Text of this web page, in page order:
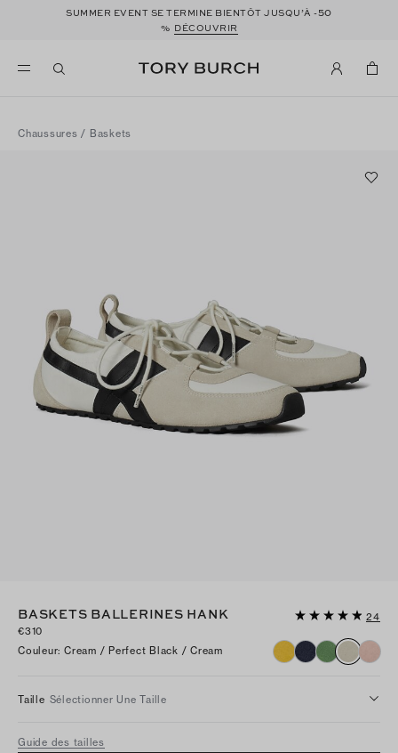
SUMMER EVENT SE TERMINE BIENTÔT JUSQU’À -50
% DÉCOUVRIR
Chaussures / Baskets
BASKETS BALLERINES HANK
24
€310
Couleur: Cream / Perfect Black / Cream
Taille Sélectionner Une Taille
Guide des tailles